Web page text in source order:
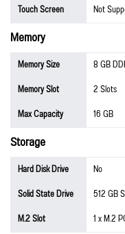
Touch Screen
Not
Memory
Memory Size
8 GB
Memory Slot
2 Slots
Max Capacity
16 GB
Storage
Hard Disk Drive
No
Solid State Drive
512 GB
M.2 Slot
1 x M.2